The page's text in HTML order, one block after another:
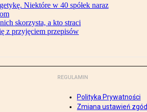
Niektóre w 40 spółek naraz
skorzysta, a kto straci
z przyjęciem przepisów
REGULAMIN
Polityka Prywatności
Zmiana ustawień zgód